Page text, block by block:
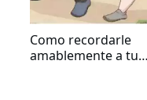
Como recordarle
amablemente a tu